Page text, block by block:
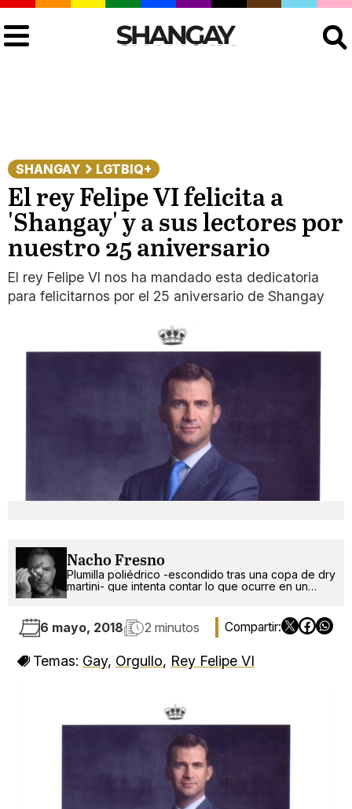
SHANGAY LGTBIQ+
El rey Felipe VI felicita a
'Shangay' y a sus lectores por
nuestro 25 aniversario
El rey Felipe VI nos ha mandado esta dedicatoria
para felicitarnos por el 25 aniversario de Shangay
Nacho Fresno
Plumilla poliédrico -escondido tras una copa de dry
martini- que intenta contar lo que ocurre en un
6 mayo, 2018 2 minutos
Temas: Gay, Orgullo, Rey Felipe VI